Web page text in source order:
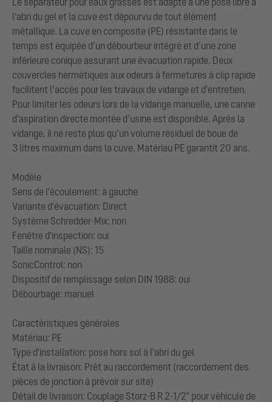
l'abri du gel et la cuve est dépourvu de tout élément
métallique. La cuve en composite (PE) résistante dans le
temps est équipée d’un débourbeur intégré et d’une zone
inférieure conique assurant une évacuation rapide. Deux
couvercles hermétiques aux odeurs à fermetures à clip rapide
facilitent l’accès pour les travaux de vidange et d'entretien.
Pour limiter les odeurs lors de la vidange manuelle, une canne
d'aspiration directe montée d’usine est disponible. Après la
vidange, il ne reste plus qu’un volume résiduel de boue de
3 litres maximum dans la cuve. Matériau PE garantit 20 ans.
Modèle
Sens de l'écoulement: à gauche
Variante d'évacuation: Direct
Système Schredder-Mix: non
Fenêtre d'inspection: oui
Taille nominale (NS): 15
SonicControl: non
Dispositif de remplissage selon DIN 1988: oui
Débourbage: manuel
Caractéristiques générales
Matériau: PE
Type d'installation: pose hors sol à l'abri du gel
État à la livraison: Prêt au raccordement (raccordement des
pièces de jonction à prévoir sur site)
Détail de livraison: Couplage Storz-B R 2-1/2" pour véhicule de